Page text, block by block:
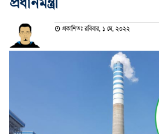
প্রকাশিতঃ রবিবার, ১ মে, ২০২২